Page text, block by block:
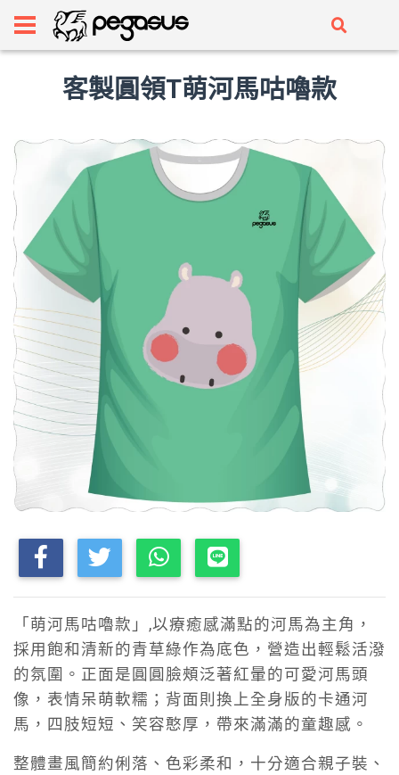
客製圓領T萌河馬咕嚕款
「萌河馬咕嚕款」,以療癒感滿點的河馬為主角，
採用飽和清新的青草綠作為底色，營造出輕鬆活潑
的氛圍。正面是圓圓臉頰泛著紅暈的可愛河馬頭
像，表情呆萌軟糯；背面則換上全身版的卡通河
馬，四肢短短、笑容憨厚，帶來滿滿的童趣感。
整體畫風簡約俐落、色彩柔和，十分適合親子裝、